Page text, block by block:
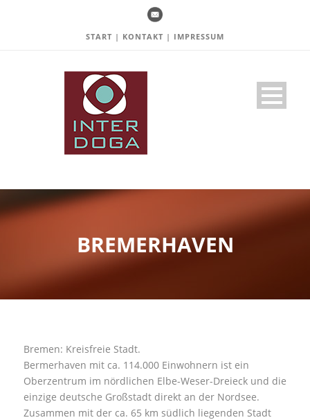
START | KONTAKT | IMPRESSUM
BREMERHAVEN
Bremen: Kreisfreie Stadt.
Bermerhaven mit ca. 114.000 Einwohnern ist ein
Oberzentrum im nördlichen Elbe-Weser-Dreieck und die
einzige deutsche Großstadt direkt an der Nordsee.
Zusammen mit der ca. 65 km südlich liegenden Stadt